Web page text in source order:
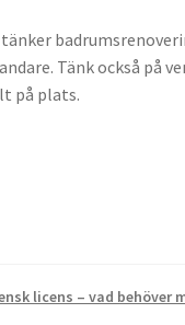
tänker
Tänk också på
på plats.
licens – vad behöver